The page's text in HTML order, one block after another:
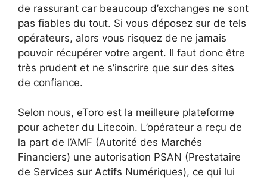
de rassurant car beaucoup d’exchanges ne sont
pas fiables du tout. Si vous déposez sur de tels
opérateurs, alors vous risquez de ne jamais
pouvoir récupérer votre argent. Il faut donc être
très prudent et ne s’inscrire que sur des sites
de confiance.
Selon nous, eToro est la meilleure plateforme
pour acheter du Litecoin. L’opérateur a reçu de
la part de l’AMF (Autorité des Marchés
Financiers) une autorisation PSAN (Prestataire
de Services sur Actifs Numériques), ce qui lui